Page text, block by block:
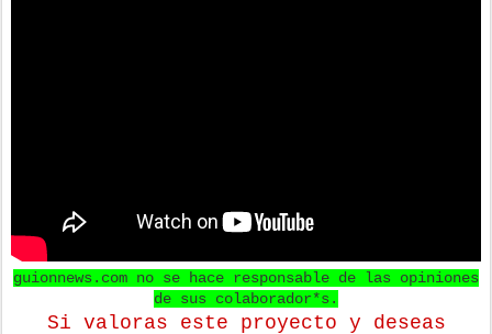
guionnews.com no se hace responsable de las opiniones
de sus colaborador*s.
Si valoras este proyecto y deseas